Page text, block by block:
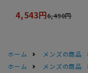
4,543円6,490円
ホーム メンズの商品
ホーム
メンズの商品